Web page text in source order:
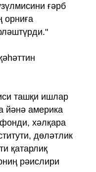
ғәрб
орниға
ташқи ишлар
йәнә америка
хәлқара
дөләтлик
қатарлиқ
рәислири